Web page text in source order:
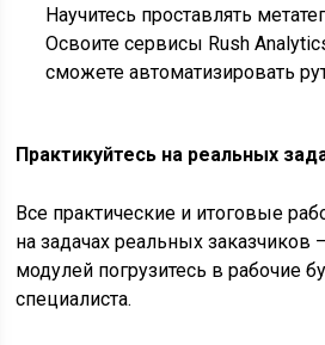
Научитесь проставлять
Освоите сервисы Rush
сможете автоматизировать
Практикуйтесь на реальных
Все практические и итоговые
на задачах реальных
модулей погрузитесь в рабочие
специалиста.